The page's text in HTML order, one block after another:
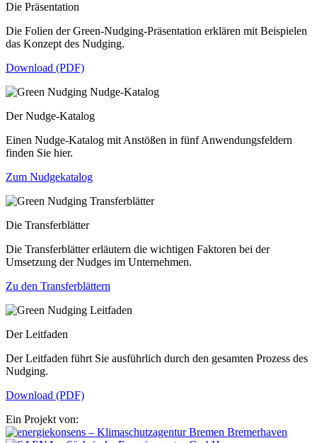
Die Präsentation
Die Folien der Green-Nudging-Präsentation erklären mit Beispielen
das Konzept des Nudging.
Download (PDF)
Der Nudge-Katalog
Einen Nudge-Katalog mit Anstößen in fünf Anwendungsfeldern
finden Sie hier.
Zum Nudgekatalog
Die Transferblätter
Die Transferblätter erläutern die wichtigen Faktoren bei der
Umsetzung der Nudges im Unternehmen.
Zu den Transferblättern
Der Leitfaden
Der Leitfaden führt Sie ausführlich durch den gesamten Prozess des
Nudging.
Download (PDF)
Ein Projekt von: